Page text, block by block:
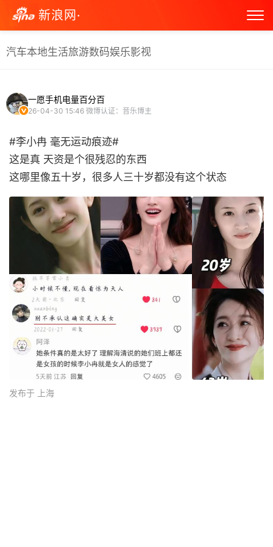
新浪网·
汽车本地生活旅游数码娱乐影视
一愿手机电量百分百
26-04-30 15:46 微博认证：音乐博主
#李小冉 毫无运动痕迹#
这是真 天资是个很残忍的东西
这哪里像五十岁，很多人三十岁都没有这个状态 ​
发布于 上海